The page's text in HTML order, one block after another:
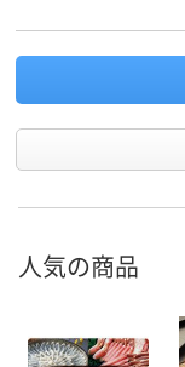
人気の商品